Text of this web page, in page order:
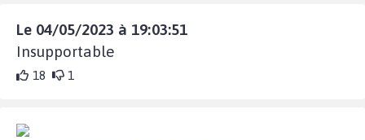
Le 04/05/2023 à 19:03:51
Insupportable
18 1